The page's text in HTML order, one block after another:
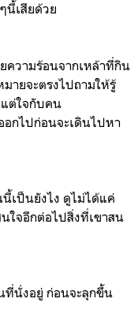
นี้เสียด้วย
ความร้อนจากเหล้าที่กิน
มายจะตรงไปถามให้รู้
ต่ใจกับคน
อกไปก่อนจะเดินไปหา
เป็นยังไง ดูไม่ได้แค่
ใจอีกต่อไปสิ่งที่เขาสน
ที่นั่งอยู่ ก่อนจะลุกขึ้น